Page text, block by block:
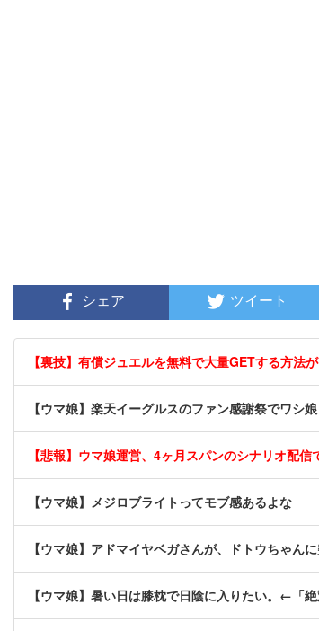
シェア ツイート
【裏技】有償ジュエルを無料で大量GETする方法
【ウマ娘】楽天イーグルスのファン感謝祭でワシ
【悲報】ウマ娘運営、4ヶ月スパンのシナリオ配
【ウマ娘】メジロブライトってモブ感あるよな
【ウマ娘】アドマイヤベガさんが、ドトウちゃん
【ウマ娘】暑い日は膝枕で日陰に入りたい。←「